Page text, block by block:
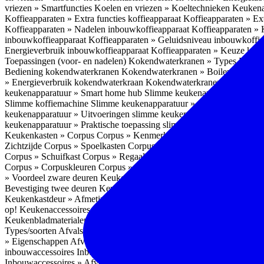
vriezen » Smartfuncties Koelen en vriezen » Koeltechnieken
Koffieapparaten » Extra functies koffieapparaat Koffieapparaten »
Koffieapparaten » Nadelen inbouwkoffieapparaat Koffieapparaten »
inbouwkoffieapparaat Koffieapparaten » Geluidsniveau
Energieverbruik inbouwkoffieapparaat Koffieapparaten » Keuze
Toepassingen (voor- en nadelen) Kokendwaterkranen » Types
Bediening kokendwaterkranen Kokendwaterkranen » Boilers
» Energieverbruik kokendwaterkraan Kokendwaterkranen »
keukenapparatuur » Smart home hub Slimme keukenapparatuur »
Slimme koffiemachine Slimme keukenapparatuur » Slimme stekker
keukenapparatuur » Uitvoeringen slimme keukenapparatuur
keukenapparatuur » Praktische toepassing slimme keukenapparatuur
Keukenkasten » Corpus Corpus » Kenmerken
Zichtzijde Corpus » Spoelkasten Corpus » Soorten keukenkasten
Corpus » Schuifkast Corpus » Regaalkast
Corpus » Corpuskleuren Corpus » Corpus in kleur
» Voordeel zware deuren Keukenkasten » Kastindeling
Bevestiging twee deuren Keukenkastdeur » Vaatwasserdeur
Keukenkastdeur » Afmetingen
op! KeukenaccessoiresKeukenaccessoires » Achterwanden
Keukenbladmaterialen als achterwand
Types/soorten Afvalsystemen » Installatie
» Eigenschappen Afvalsystemen » Inhoud
inbouwaccessoires Inbouwaccessoires » Bestek- en ladeindelingen